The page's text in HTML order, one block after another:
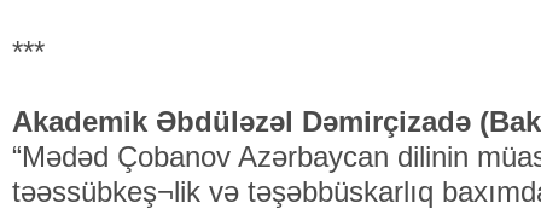
***
Akademik Əbdüləzəl Dəmirçizadə
“Mədəd Çobanov Azərbaycan dilinin
təəssübkeş¬lik və təşəbbüskarlıq